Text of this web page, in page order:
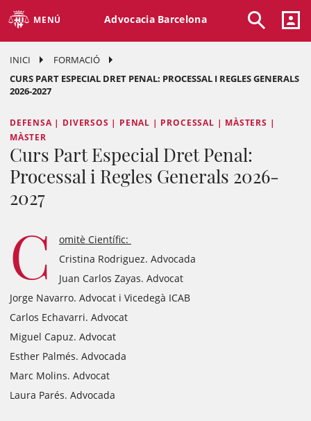
MENÚ Advocacia Barcelona
INICI
FORMACIÓ
CURS PART ESPECIAL DRET PENAL: PROCESSAL I REGLES GENERALS
2026-2027
DEFENSA | DIVERSOS | PENAL | PROCESSAL | MÀSTERS |
MÀSTER
Curs Part Especial Dret Penal:
Processal i Regles Generals 2026-
2027
C
omitè Científic:
Cristina Rodriguez. Advocada
Juan Carlos Zayas. Advocat
Jorge Navarro. Advocat i Vicedegà ICAB
Carlos Echavarri. Advocat
Miguel Capuz. Advocat
Esther Palmés. Advocada
Marc Molins. Advocat
Laura Parés. Advocada